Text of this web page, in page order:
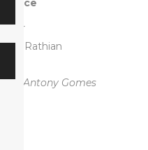
Rathian
& Antony Gomes